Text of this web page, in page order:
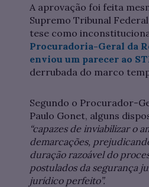
A aprovação foi feita
Supremo Tribunal
tese como
Procuradoria-Geral da
enviou um parecer ao
derrubada do marco
Segundo o Procurador-
Paulo Gonet, alguns
“capazes de inviabilizar o
demarcações,
duração razoável do
postulados da segurança
jurídico perfeito”.